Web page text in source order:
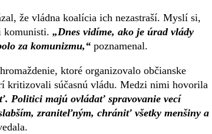
že vládna koalícia ich nezastraší. Myslí si,
komunisti. „Dnes vidíme, ako je úrad vlády
za komunizmu,“ poznamenal.
ktoré organizovalo občianske
kritizovali súčasnú vládu. Medzi nimi hovorila
Politici majú ovládať spravovanie vecí
zraniteľným, chrániť všetky menšiny a